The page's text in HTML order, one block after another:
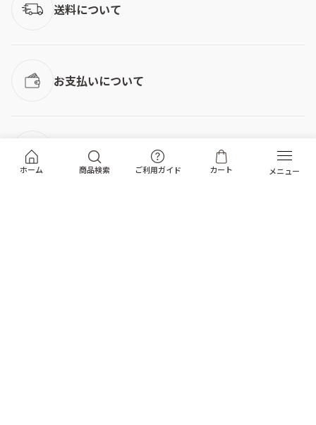
ホーム 商品検索 ご利用ガイド カート
送料について
お支払いについて
お届けについて